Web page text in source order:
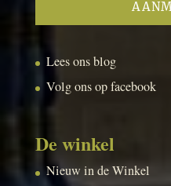
Lees ons blog
Volg ons op facebook
De winkel
Nieuw in de Winkel